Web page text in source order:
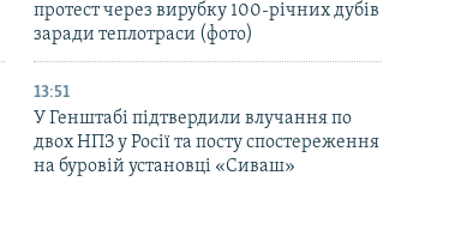
протест через вирубку 100-річних дубів
заради теплотраси (фото)
13:51
У Генштабі підтвердили влучання по
двох НПЗ у Росії та посту спостереження
на буровій установці «Сиваш»